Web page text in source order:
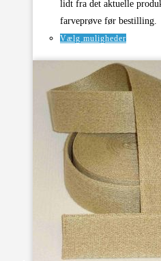
lidt fra det aktuelle
farveprøve før bestilling.
Vælg muligheder
har
flere
varianter.
kan
vælges
på
varesiden